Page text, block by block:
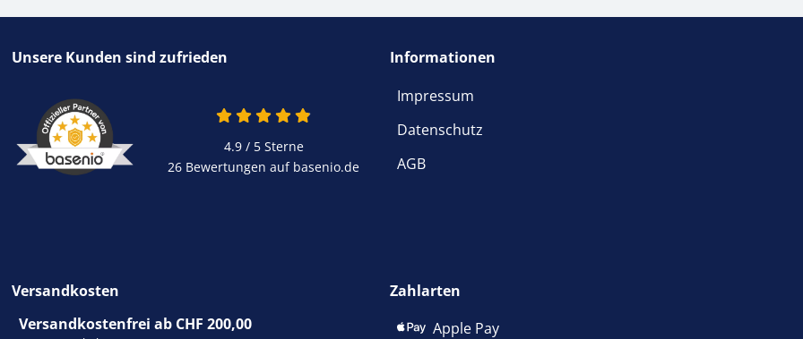
Unsere Kunden sind zufrieden
4.9 / 5Sterne
26 Bewertungen auf basenio.de
Informationen
Impressum
Datenschutz
AGB
Versandkosten
Versandkostenfrei ab CHF 200,00
Zahlarten
Apple Pay